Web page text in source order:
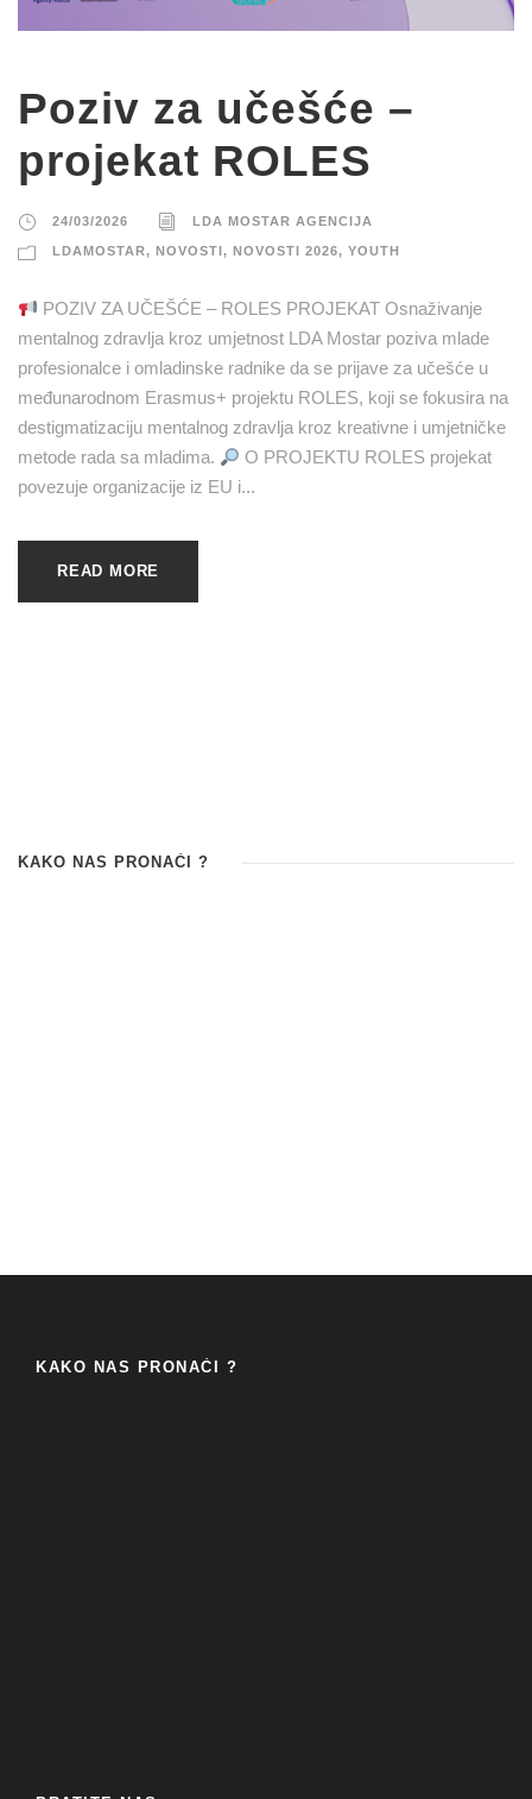
Poziv za učešće –
projekat ROLES
24/03/2026 LDA MOSTAR AGENCIJA
LDAMOSTAR, NOVOSTI, NOVOSTI 2026, YOUTH
POZIV ZA UČEŠĆE – ROLES PROJEKAT Osnaživanje
mentalnog zdravlja kroz umjetnost LDA Mostar poziva mlade
profesionalce i omladinske radnike da se prijave za učešće u
međunarodnom Erasmus+ projektu ROLES, koji se fokusira na
destigmatizaciju mentalnog zdravlja kroz kreativne i umjetničke
metode rada sa mladima.
O PROJEKTU ROLES projekat
povezuje organizacije iz EU i...
READ MORE
KAKO NAS PRONAĆI ?
KAKO NAS PRONAĆI ?